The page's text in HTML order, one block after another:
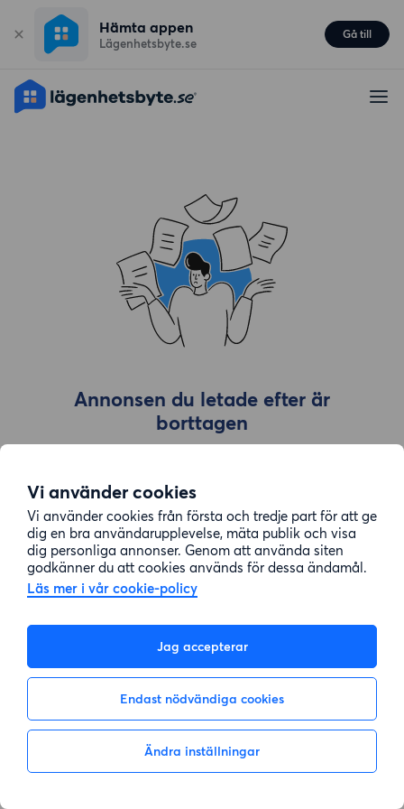
Vi använder cookies
Vi använder cookies från första och tredje part för att ge
dig en bra användarupplevelse, mäta publik och visa
dig personliga annonser. Genom att använda siten
godkänner du att cookies används för dessa ändamål.
Läs mer i vår cookie-policy
Jag accepterar
Endast nödvändiga cookies
Ändra inställningar
Hämta appen
Lägenhetsbyte.se
Gå till
Annonsen du letade efter är
borttagen
Gå till sök